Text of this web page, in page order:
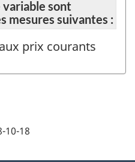
variable sont
mesures suivantes :
prix courants
10-18